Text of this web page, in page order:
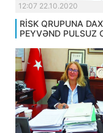
12:07 22.10.2020
RİSK QRUPUNA
PEYVƏND PULSUZ